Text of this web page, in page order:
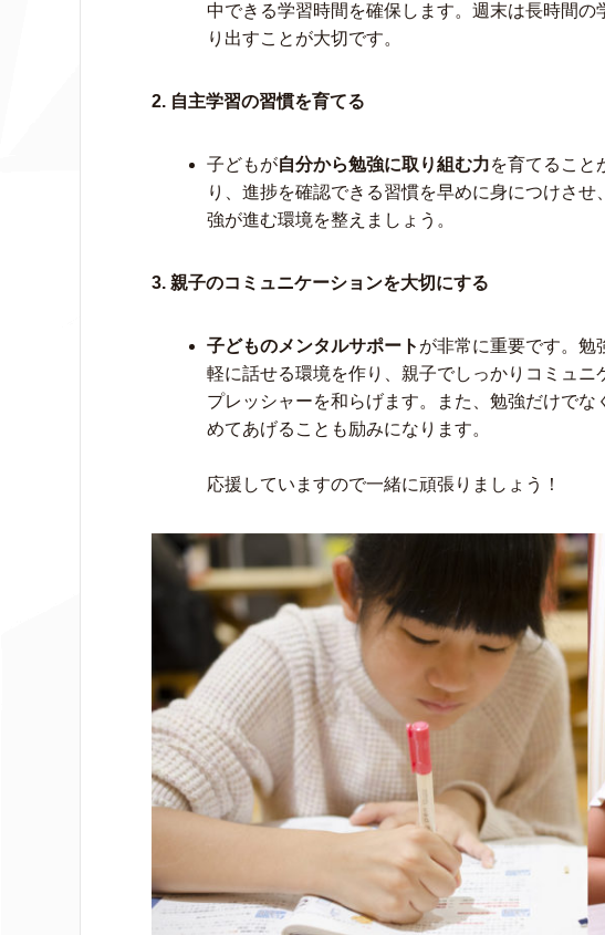
中できる学習時間を確保します。週末は長時間
り出すことが大切です。
2. 自主学習の習慣を育てる
子どもが自分から勉強に取り組む力を育てること
り、進捗を確認できる習慣を早めに身につけさ
強が進む環境を整えましょう。
3. 親子のコミュニケーションを大切にする
子どものメンタルサポート が非常に重要です。勉
軽に話せる環境を作り、親子でしっかりコミュ
プレッシャーを和らげます。また、勉強だけで
めてあげることも励みになります。
応援していますので一緒に頑張りましょう！